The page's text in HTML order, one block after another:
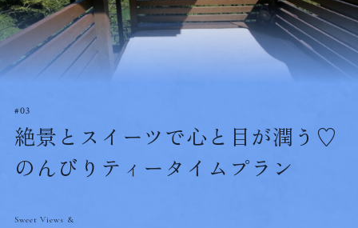
03
絶景とスイーツで心と目が潤う♡
のんびりティータイムプラン
Sweet Views &